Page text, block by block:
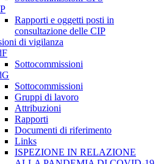
Rapporti e oggetti posti in
consultazione delle CIP
di vigilanza
Sottocommissioni
Sottocommissioni
Gruppi di lavoro
Attribuzioni
Rapporti
Documenti di riferimento
Links
ISPEZIONE IN RELAZIONE